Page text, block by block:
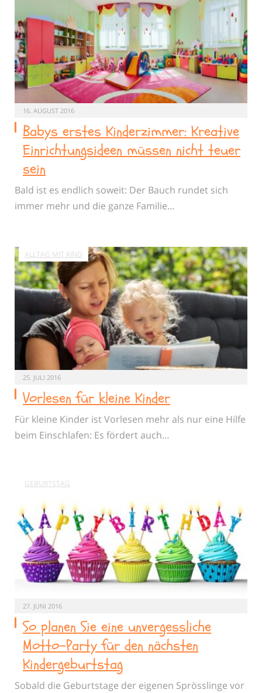
16. AUGUST 2016
Babys erstes Kinderzimmer: Kreative
Einrichtungsideen müssen nicht teuer
sein
Bald ist es endlich soweit: Der Bauch rundet sich
immer mehr und die ganze Familie…
ALLTAG MIT KIND
25. JULI 2016
Vorlesen für kleine Kinder
Für kleine Kinder ist Vorlesen mehr als nur eine Hilfe
beim Einschlafen: Es fördert auch…
GEBURTSTAG
27. JUNI 2016
So planen Sie eine unvergessliche
Motto-Party für den nächsten
Kindergeburtstag
Sobald die Geburtstage der eigenen Sprösslinge vor